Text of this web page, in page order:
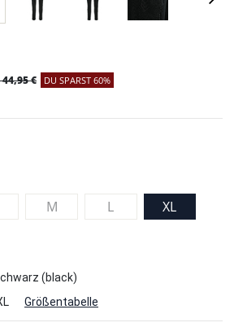
44,95 € DU SPARST 60%
M L
XL
(black)
Größentabelle